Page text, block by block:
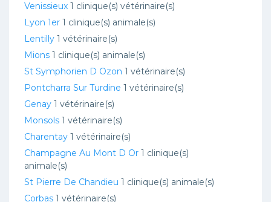
Venissieux 1 clinique(s) vétérinaire(s)
Lyon 1er 1 clinique(s) animale(s)
Lentilly 1 vétérinaire(s)
Mions 1 clinique(s) animale(s)
St Symphorien D Ozon 1 vétérinaire(s)
Pontcharra Sur Turdine 1 vétérinaire(s)
Genay 1 vétérinaire(s)
Monsols 1 vétérinaire(s)
Charentay 1 vétérinaire(s)
Champagne Au Mont D Or 1 clinique(s)
animale(s)
St Pierre De Chandieu 1 clinique(s) animale(s)
Corbas 1 vétérinaire(s)